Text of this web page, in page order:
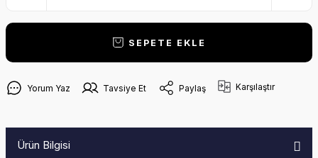
SEPETE EKLE
Yorum Yaz Tavsiye Et Paylaş Karşılaştır
Ürün Bilgisi